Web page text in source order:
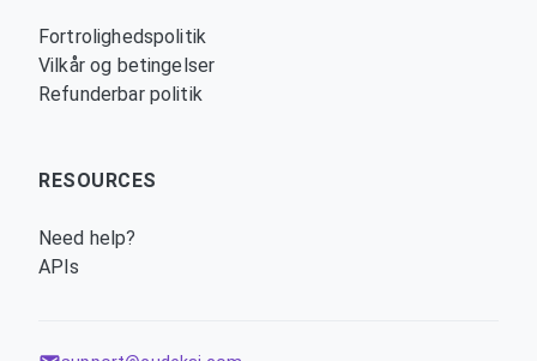
Fortrolighedspolitik
Vilkår og betingelser
Refunderbar politik
RESOURCES
Need help?
APIs